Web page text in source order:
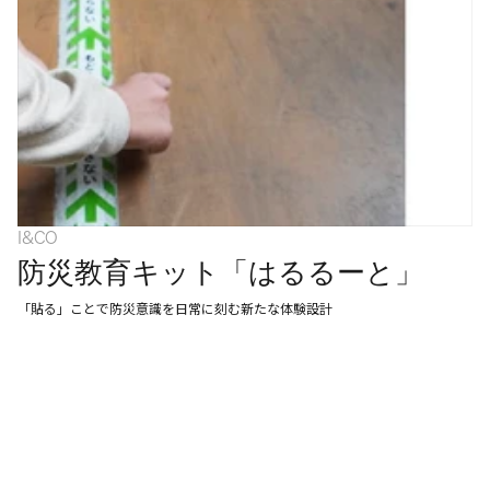
I&CO
防災教育キット「はるるーと」
「貼る」ことで防災意識を日常に刻む新たな体験設計